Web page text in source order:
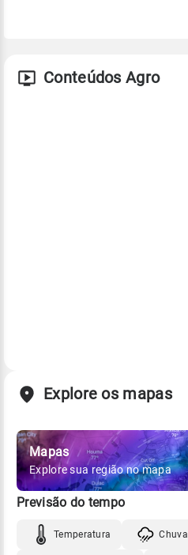
Conteúdos Agro
Explore os mapas
Mapas
Explore sua região no mapa
Previsão do tempo
Temperatura Chuva